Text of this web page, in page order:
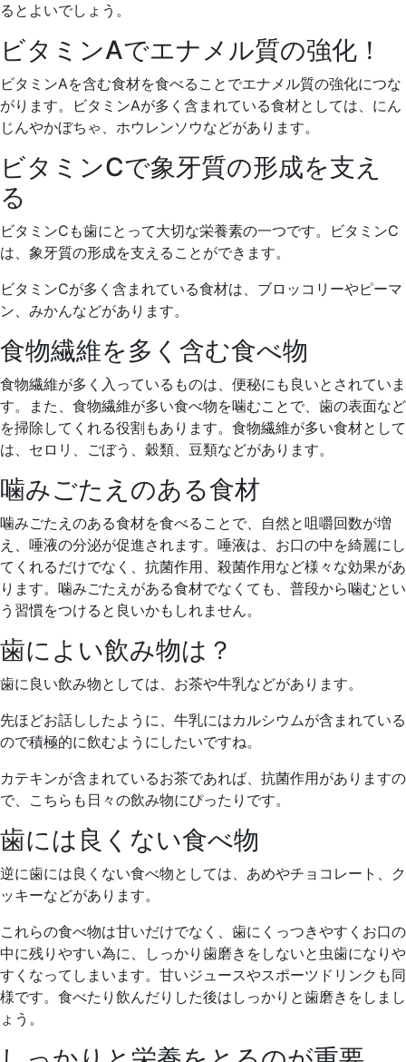
るとよいでしょう。
ビタミンAでエナメル質の強化！
ビタミンAを含む食材を食べることでエナメル質の強化につな
がります。ビタミンAが多く含まれている食材としては、にん
じんやかぼちゃ、ホウレンソウなどがあります。
ビタミンCで象牙質の形成を支え
る
ビタミンCも歯にとって大切な栄養素の一つです。ビタミンC
は、象牙質の形成を支えることができます。
ビタミンCが多く含まれている食材は、ブロッコリーやピーマ
ン、みかんなどがあります。
食物繊維を多く含む食べ物
食物繊維が多く入っているものは、便秘にも良いとされていま
す。また、食物繊維が多い食べ物を噛むことで、歯の表面など
を掃除してくれる役割もあります。食物繊維が多い食材として
は、セロリ、ごぼう、穀類、豆類などがあります。
噛みごたえのある食材
噛みごたえのある食材を食べることで、自然と咀嚼回数が増
え、唾液の分泌が促進されます。唾液は、お口の中を綺麗にし
てくれるだけでなく、抗菌作用、殺菌作用など様々な効果があ
ります。噛みごたえがある食材でなくても、普段から噛むとい
う習慣をつけると良いかもしれません。
歯によい飲み物は？
歯に良い飲み物としては、お茶や牛乳などがあります。
先ほどお話ししたように、牛乳にはカルシウムが含まれている
ので積極的に飲むようにしたいですね。
カテキンが含まれているお茶であれば、抗菌作用がありますの
で、こちらも日々の飲み物にぴったりです。
歯には良くない食べ物
逆に歯には良くない食べ物としては、あめやチョコレート、ク
ッキーなどがあります。
これらの食べ物は甘いだけでなく、歯にくっつきやすくお口の
中に残りやすい為に、しっかり歯磨きをしないと虫歯になりや
すくなってしまいます。甘いジュースやスポーツドリンクも同
様です。食べたり飲んだりした後はしっかりと歯磨きをしまし
ょう。